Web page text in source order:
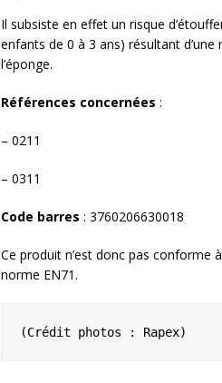
Il subsiste en effet un risque
enfants de 0 à 3 ans) résultant
l’éponge.
Références concernées :
– 0211
– 0311
Code barres : 3760206630018
Ce produit n’est donc pas conforme
norme EN71.
(Crédit photos : Rapex)